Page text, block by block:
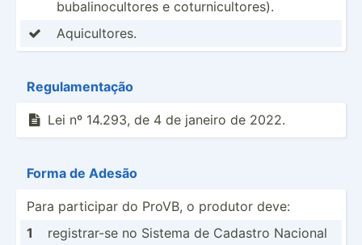
bubalinocultores e coturnicultores).
 Aquicultores.
Regula­men­tação
 Lei nº 14.293, de 4 de janeiro de 2022.
Forma de Adesão
Para participar do ProVB, o produtor deve:
1
registrar-se no Sistema de Cadastro Nacional